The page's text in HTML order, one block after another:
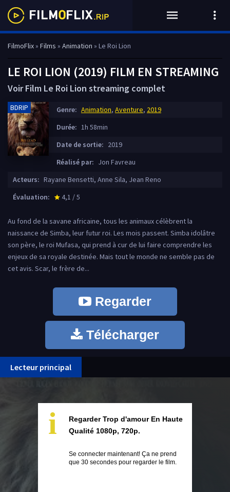
FilmoFlix» Films » Animation » Le Roi Lion
LE ROI LION (2019) FILM EN STREAMING
Voir Film Le Roi Lion streaming complet
BDRIP Genre: Animation, Aventure, 2019
Durée: 1h 58min
Date de sortie: 2019
Réalisé par: Jon Favreau
Acteurs: Rayane Bensetti, Anne Sila, Jean Reno
Évaluation:
star_rate
4,1 / 5
Au fond de la savane africaine, tous les animaux célèbrent la
naissance de Simba, leur futur roi. Les mois passent. Simba idolâtre
son père, le roi Mufasa, qui prend à cur de lui faire comprendre les
enjeux de sa royale destinée. Mais tout le monde ne semble pas de
cet avis. Scar, le frère de...
Regarder
Télécharger
Lecteur principal
i
Regarder Trop d'amour En Haute
Qualité 1080p, 720p.
Se connecter maintenant! Ça ne prend
que 30 secondes pour regarder le film.